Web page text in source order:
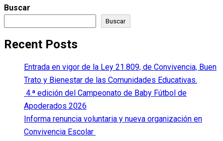
Buscar
Buscar
Recent Posts
Entrada en vigor de la Ley 21.809, de Convivencia, Buen
Trato y Bienestar de las Comunidades Educativas.
4.ª edición del Campeonato de Baby Fútbol de
Apoderados 2026
Informa renuncia voluntaria y nueva organización en
Convivencia Escolar